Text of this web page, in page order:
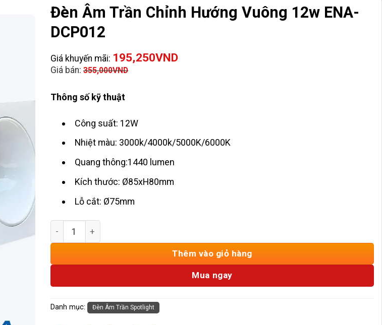
Đèn Âm Trần Chỉnh Hướng Vuông 12w ENA-
DCP012
Giá khuyến mãi: 195,250VND
Giá bán: 355,000VND
Thông số kỹ thuật
Công suất: 12W
Nhiệt màu: 3000k/4000k/5000K/6000K
Quang thông:1440 lumen
Kích thước: Ø85xH80mm
Lỗ cắt: Ø75mm
Đèn Âm Trần Chỉnh Hướng Vuông 12w ENA-DCP012 số lượng
Thêm vào giỏ hàng
Mua ngay
Danh mục: Đèn Âm Trần Spotlight